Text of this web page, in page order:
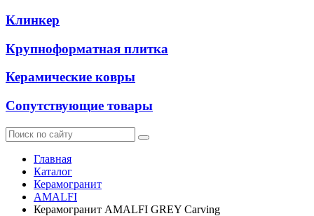
Клинкер
Крупноформатная плитка
Керамические ковры
Сопутствующие товары
Главная
Каталог
Керамогранит
AMALFI
Керамогранит AMALFI GREY Carving